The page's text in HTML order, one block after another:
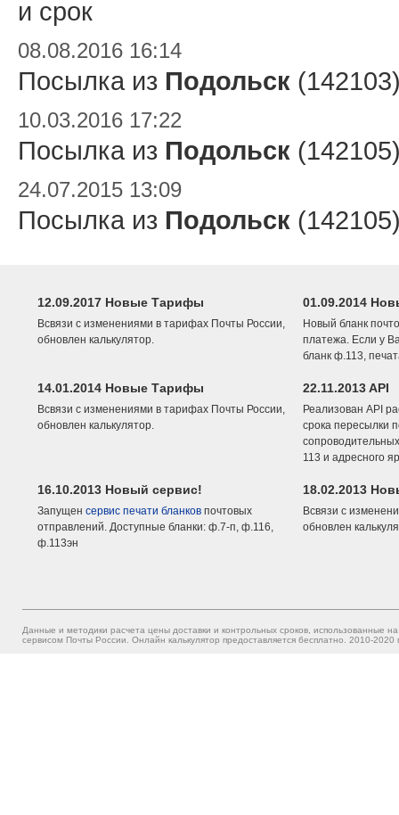
и срок
08.08.2016 16:14
Посылка из Подольск
10.03.2016 17:22
Посылка из Подольск
24.07.2015 13:09
Посылка из Подольск
12.09.2017 Новые Тарифы
Всвязи с изменениями в тарифах Почты России,
обновлен калькулятор.
01.09.2014
Новый бланк
платежа. Если у
бланк ф.113,
14.01.2014 Новые Тарифы
Всвязи с изменениями в тарифах Почты России,
обновлен калькулятор.
22.11.2013 API
Реализован API
срока пересылки
113 и адресного
16.10.2013 Новый сервис!
Запущен сервис печати бланков почтовых
отправлений. Доступные бланки: ф.7-п, ф.116,
ф.113эн
18.02.2013
Всвязи с
обновлен
Данные и методики расчета цены доставки и контрольных сроков, использованные
сервисом Почты России. Онлайн калькулятор предоставляется бесплатно. 2010-2020